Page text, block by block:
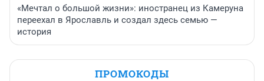
«Мечтал о большой жизни»: иностранец из Камеруна
переехал в Ярославль и создал здесь семью —
история
ПРОМОКОДЫ